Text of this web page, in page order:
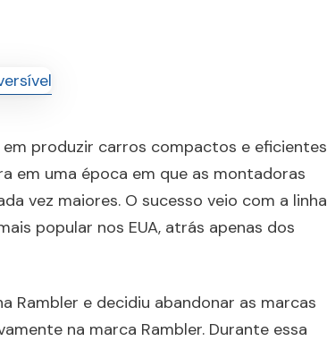
produzir carros compactos e eficientes
em uma época em que as montadoras
vez maiores. O sucesso veio com a linha
popular nos EUA, atrás apenas dos
Rambler e decidiu abandonar as marcas
na marca Rambler. Durante essa